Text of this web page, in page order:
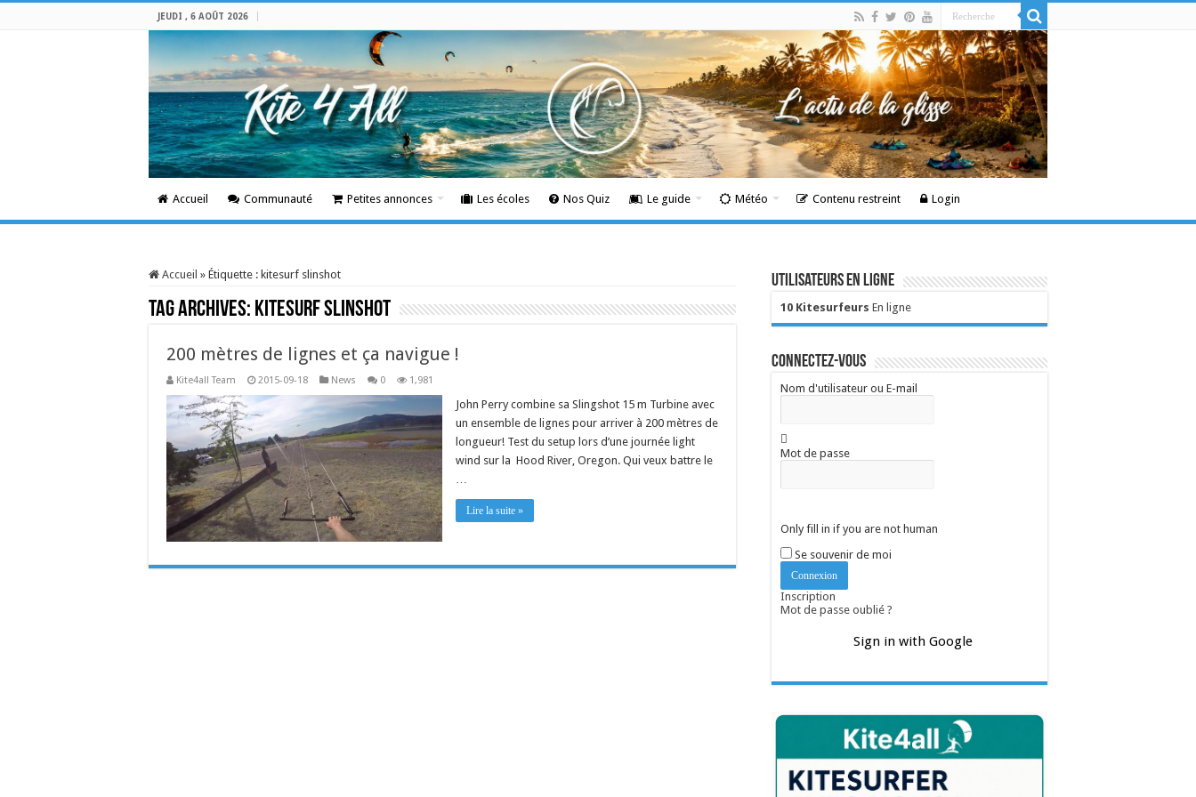
JEUDI , 6 AOÛT 2026
Accueil Communauté Petites annonces Les écoles Nos Quiz Le guide Météo Contenu restreint Login
Accueil » Étiquette : kitesurf slinshot
Tag Archives: kitesurf slinshot
200 mètres de lignes et ça navigue !
Kite4all Team 2015-09-18 News 0 1,981
John Perry combine sa Slingshot 15 m Turbine avec
un ensemble de lignes pour arriver à 200 mètres de
longueur! Test du setup lors d’une journée light
wind sur la Hood River, Oregon. Qui veux battre le
…
Lire la suite »
Utilisateurs en ligne
10 Kitesurfeurs En ligne
Connectez-vous
Nom d'utilisateur ou E-mail
Mot de passe
Only fill in if you are not human
Se souvenir de moi
Inscription
Mot de passe oublié ?
Sign in with Google